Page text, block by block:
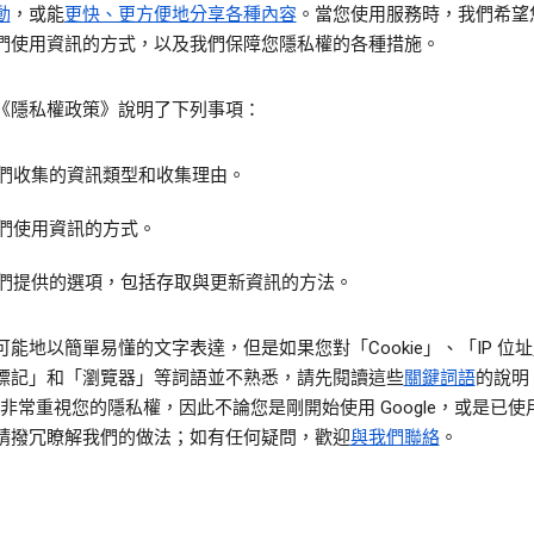
，或能更快、更方便地分享各種內容。當您使用服務時，我們希望
使用資訊的方式，以及我們保障您隱私權的各種措施。
隱私權政策》說明了下列事項：
收集的資訊類型和收集理由。
使用資訊的方式。
提供的選項，包括存取與更新資訊的方法。
能地以簡單易懂的文字表達，但是如果您對「Cookie」、「IP 位址
記」和「瀏覽器」等詞語並不熟悉，請先閱讀這些關鍵詞語的說明
常重視您的隱私權，因此不論您是剛開始使用 Google，或是已使
撥冗瞭解我們的做法；如有任何疑問，歡迎與我們聯絡。